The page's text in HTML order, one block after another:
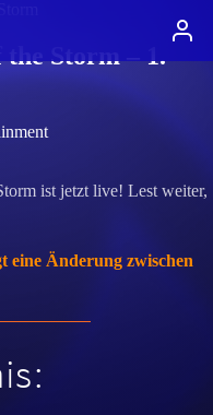
Storm – 1.
ist jetzt live! Lest weiter,
eine Änderung zwischen